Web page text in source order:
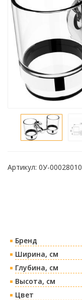
Артикул: 0У-00028010
Бренд
Ширина, см
Глубина, см
Высота, см
Цвет